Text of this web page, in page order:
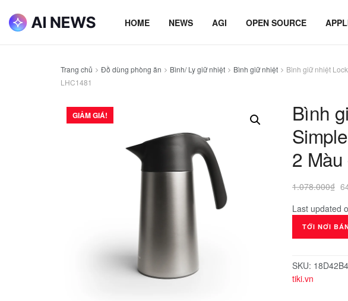
HOME NEWS AGI OPEN SOURCE
Trang chủ Đồ dùng phòng ăn Bình/ Ly giữ nhiệt Bình giữ nhiệt
Bình giữ nhiệt
LHC1481
GIẢM GIÁ!
Bình
2
1.078.000₫
là:
Last updated
TỚI NƠI
SKU:
tiki.vn